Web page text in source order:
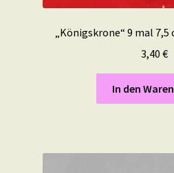
„Königskrone“ 9 mal 7,5
3,40 €
In den